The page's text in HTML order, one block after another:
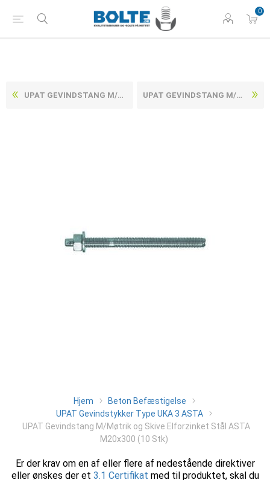
0
UPAT GEVINDSTANG M/MØTRIK OG SKIVE ELFORZINKET STÅL ASTA M20X260 (10 STK) UPAT GEVINDSTANG M/MØTRIK OG SKIVE ELFORZINKET STÅL ASTA M20X350 (10 STK)
Hjem
Beton Befæstigelse
UPAT Gevindstykker Type UKA 3 ASTA
UPAT Gevindstang M/Møtrik og Skive Elforzinket Stål ASTA
M20x300 (10 Stk)
Er der krav om en af eller flere af nedestående direktiver
eller ønskes der et 3.1 Certifikat med til produktet, skal du